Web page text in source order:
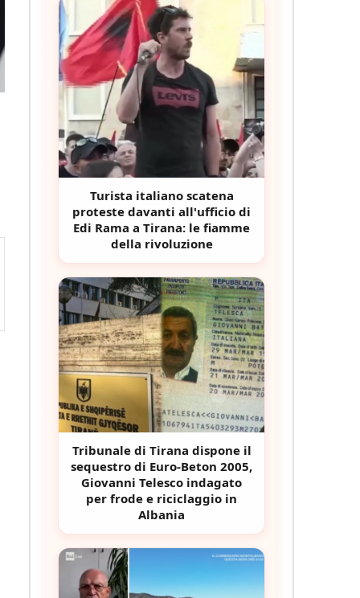
Turista italiano scatena
proteste davanti all'ufficio di
Edi Rama a Tirana: le fiamme
della rivoluzione
Tribunale di Tirana dispone il
sequestro di Euro-Beton 2005,
Giovanni Telesco indagato
per frode e riciclaggio in
Albania